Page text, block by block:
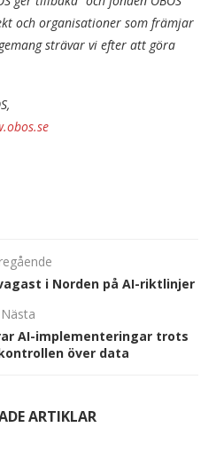
och organisationer som främjar
strävar vi efter att göra
i Norden på AI-riktlinjer
Nästa
AI-implementeringar trots
över data
ARTIKLAR